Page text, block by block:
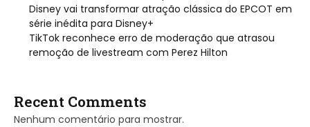
Disney vai transformar atração clássica do EPCOT em
série inédita para Disney+
TikTok reconhece erro de moderação que atrasou
remoção de livestream com Perez Hilton
Recent Comments
Nenhum comentário para mostrar.